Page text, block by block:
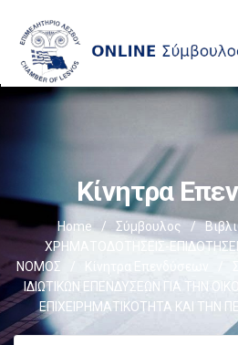
Κίνητρα
Home / Σύμβουλος /
ΧΡΗΜΑΤΟΔΟΤΗΣΕΙΣ-
ΝΟΜΟΣ
Κίνητρα Επενδύσεων
ΙΔΙΩΤΙΚΩΝ ΕΠΕΝΔΥΣΕΩΝ ΓΙΑ ΤΗΝ
ΕΠΙΧΕΙΡΗΜΑΤΙΚΟΤΗΤΑ ΚΑΙ ΤΗΝ